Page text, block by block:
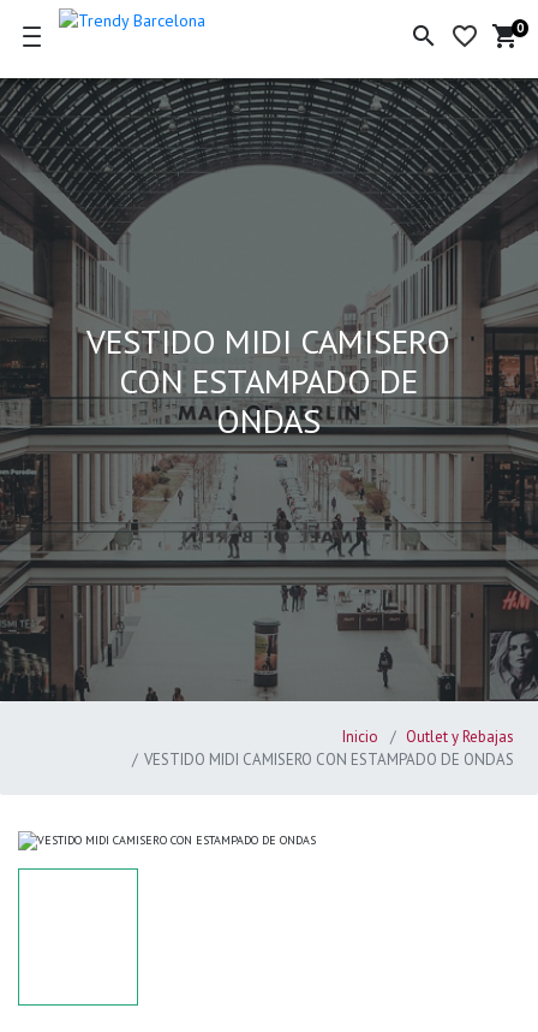
search favorite_border
la
0
shopping_cart
VESTIDO MIDI CAMISERO
CON ESTAMPADO DE
ONDAS
Inicio
Outlet y Rebajas
VESTIDO MIDI CAMISERO CON ESTAMPADO DE ONDAS